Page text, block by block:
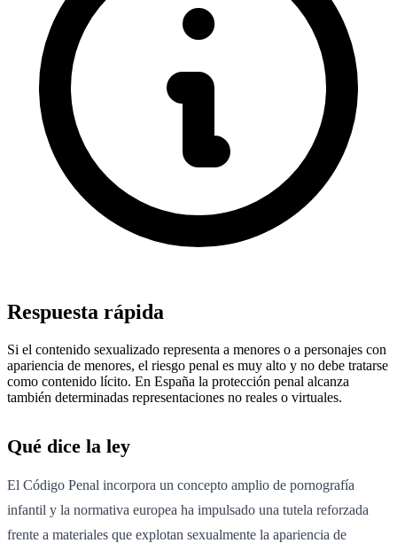
Respuesta rápida
Si el contenido sexualizado representa a menores o a personajes con
apariencia de menores, el riesgo penal es muy alto y no debe tratarse
como contenido lícito. En España la protección penal alcanza
también determinadas representaciones no reales o virtuales.
Qué dice la ley
El Código Penal incorpora un concepto amplio de pornografía
infantil y la normativa europea ha impulsado una tutela reforzada
frente a materiales que explotan sexualmente la apariencia de